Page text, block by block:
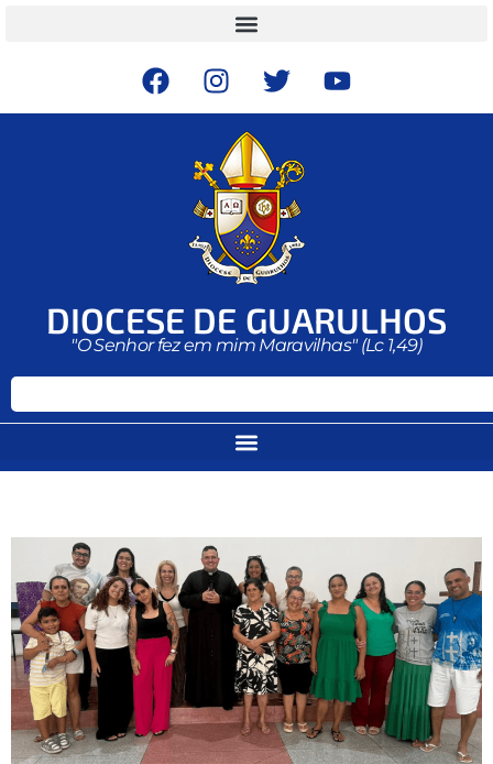
DIOCESE DE GUARULHOS
"O Senhor fez em mim Maravilhas" (Lc 1,49)